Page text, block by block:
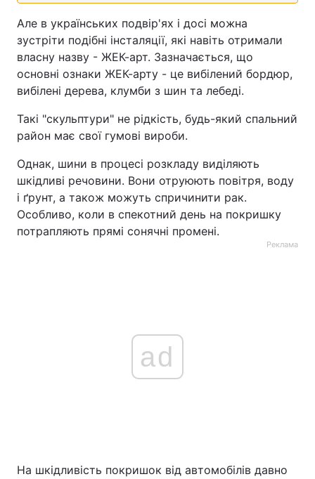
Але в українських подвір'ях і досі можна
зустріти подібні інсталяції, які навіть отримали
власну назву - ЖЕК-арт. Зазначається, що
основні ознаки ЖЕК-арту - це вибілений бордюр,
вибілені дерева, клумби з шин та лебеді.
Такі "скульптури" не рідкість, будь-який спальний
район має свої гумові вироби.
Однак, шини в процесі розкладу виділяють
шкідливі речовини. Вони отруюють повітря, воду
і ґрунт, а також можуть спричинити рак.
Особливо, коли в спекотний день на покришку
потрапляють прямі сонячні промені.
Реклама
ad
На шкідливість покришок від автомобілів давно